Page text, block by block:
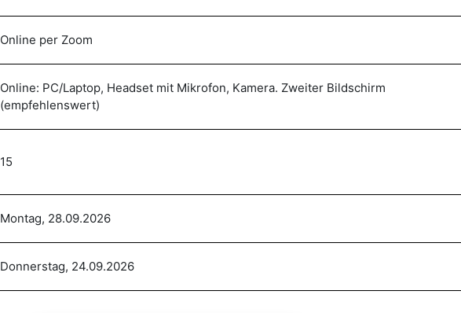
Online per Zoom
Online: PC/Laptop, Headset mit Mikrofon, Kamera. Zweiter Bildschirm
(empfehlenswert)
15
Montag, 28.09.2026
Donnerstag, 24.09.2026